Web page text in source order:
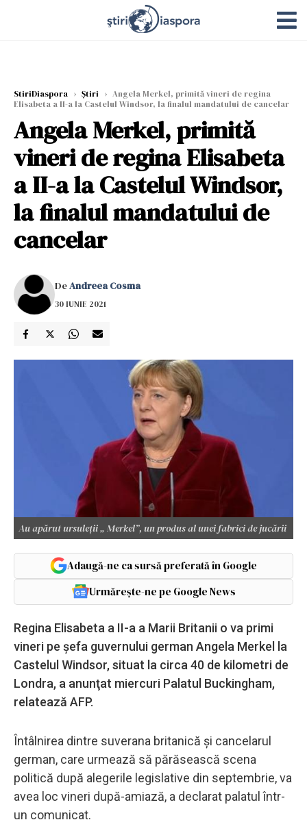
StiriDiaspora › Știri › Angela Merkel, primită vineri de regina
Elisabeta a II-a la Castelul Windsor, la finalul mandatului de cancelar
Angela Merkel, primită
vineri de regina Elisabeta
a II-a la Castelul Windsor,
la finalul mandatului de
cancelar
DeAndreea Cosma
30 IUNIE 2021
Au apărut ursuleții „ Merkel”, un produs al unei fabrici de jucării
Adaugă-ne ca sursă preferată în Google
Urmărește-ne pe Google News
Regina Elisabeta a II-a a Marii Britanii o va primi
vineri pe şefa guvernului german Angela Merkel la
Castelul Windsor, situat la circa 40 de kilometri de
Londra, a anunţat miercuri Palatul Buckingham,
relatează AFP.
Întâlnirea dintre suverana britanică şi cancelarul
german, care urmează să părăsească scena
politică după alegerile legislative din septembrie, va
avea loc vineri după-amiază, a declarat palatul într-
un comunicat.